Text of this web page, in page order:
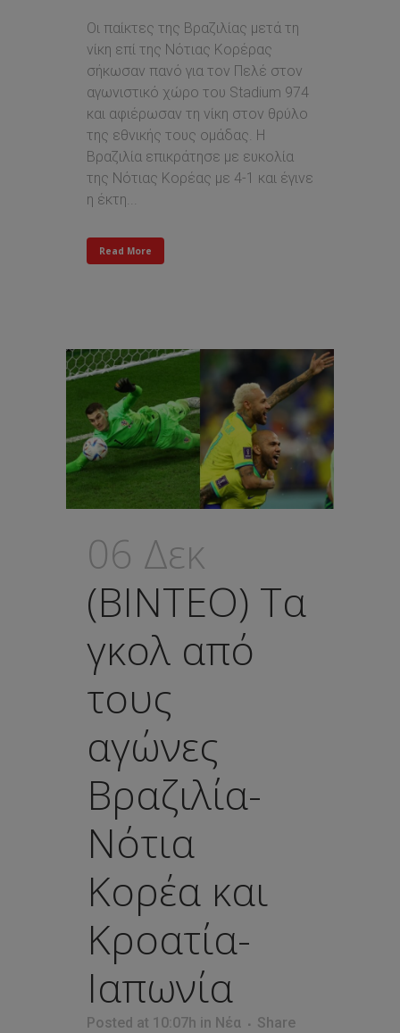
Οι παίκτες της Βραζιλίας μετά τη
νίκη επί της Νότιας Κορέρας
σήκωσαν πανό για τον Πελέ στον
αγωνιστικό χώρο του Stadium 974
και αφιέρωσαν τη νίκη στον θρύλο
της εθνικής τους ομάδας. H
Βραζιλία επικράτησε με ευκολία
της Νότιας Κορέας με 4-1 και έγινε
η έκτη...
Read More
06 Δεκ
(ΒΙΝΤΕΟ) Τα
γκολ από
τους
αγώνες
Βραζιλία-
Νότια
Κορέα και
Κροατία-
Ιαπωνία
Posted at 10:07h in Νέα Share